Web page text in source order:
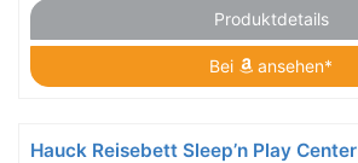
Produktdetails
Bei ansehen*
Hauck Reisebett Sleep’n Play Center